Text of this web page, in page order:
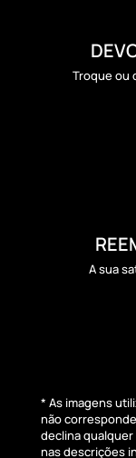
Troque ou
A sua
* As imagens
não
declina
nas descrições